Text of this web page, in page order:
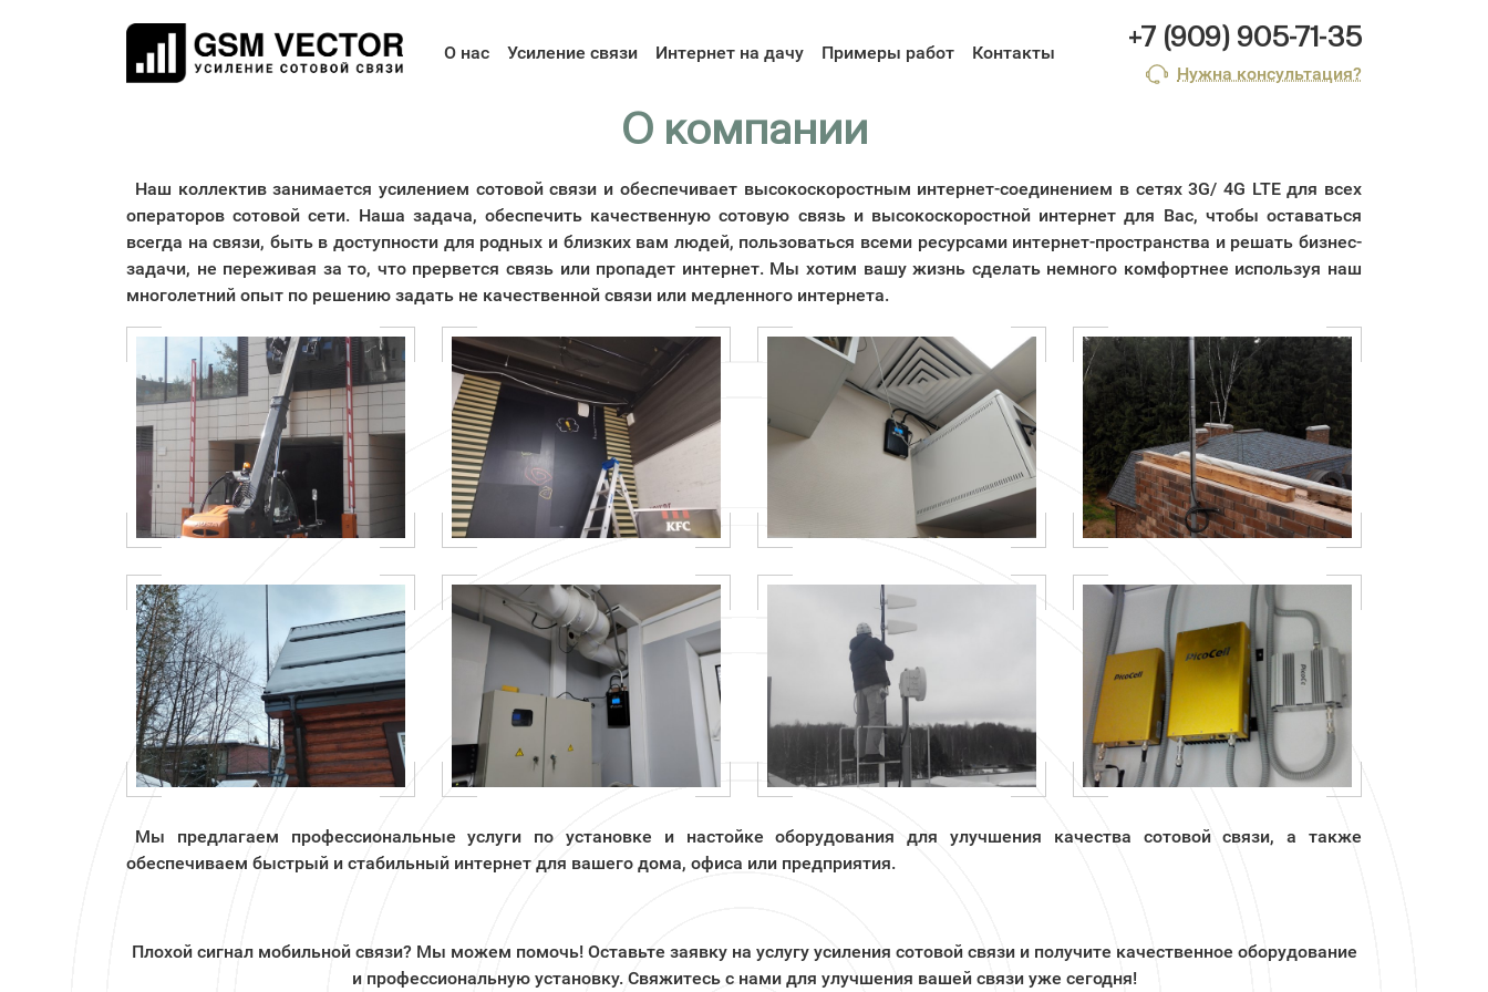
О нас Усиление связи Интернет на дачу Примеры работ Контакты +7 (909) 905-71-35
Нужна консультация?
О компании
Наш коллектив занимается усилением сотовой связи и обеспечивает высокоскоростным интернет-соединением в сетях 3G/ 4G LTE для всех
операторов сотовой сети. Наша задача, обеспечить качественную сотовую связь и высокоскоростной интернет для Вас, чтобы оставаться
всегда на связи, быть в доступности для родных и близких вам людей, пользоваться всеми ресурсами интернет-пространства и решать бизнес-
задачи, не переживая за то, что прервется связь или пропадет интернет. Мы хотим вашу жизнь сделать немного комфортнее используя наш
многолетний опыт по решению задать не качественной связи или медленного интернета.
Мы предлагаем профессиональные услуги по установке и настойке оборудования для улучшения качества сотовой связи, а также
обеспечиваем быстрый и стабильный интернет для вашего дома, офиса или предприятия.
Плохой сигнал мобильной связи? Мы можем помочь! Оставьте заявку на услугу усиления сотовой связи и получите качественное оборудование
и профессиональную установку. Свяжитесь с нами для улучшения вашей связи уже сегодня!